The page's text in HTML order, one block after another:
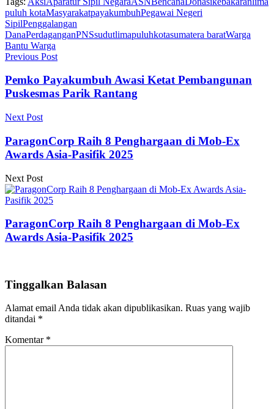
puluh kotaMasyarakatpayakumbuhPegawai Negeri
SipilPenggalangan
DanaPerdaganganPNSsudutlimapuluhkotasumatera baratWarga
Bantu Warga
Previous Post
Pemko Payakumbuh Awasi Ketat Pembangunan
Puskesmas Parik Rantang
Next Post
ParagonCorp Raih 8 Penghargaan di Mob-Ex
Awards Asia-Pasifik 2025
Next Post
ParagonCorp Raih 8 Penghargaan di Mob-Ex
Awards Asia-Pasifik 2025
Tinggalkan Balasan
Alamat email Anda tidak akan dipublikasikan. Ruas yang wajib
ditandai *
Komentar *